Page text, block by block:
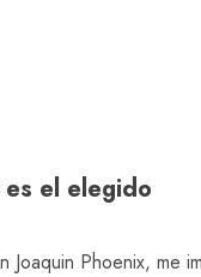
es el elegido
Joaquin Phoenix, me